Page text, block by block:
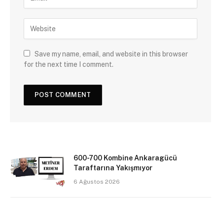
Save my name, email, and website in this browser
for the next time I comment.
600-700 Kombine Ankaragücü
Taraftarına Yakışmıyor
6 Ağustos 2026